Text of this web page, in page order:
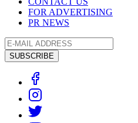
FOR ADVERTISING
PR NEWS